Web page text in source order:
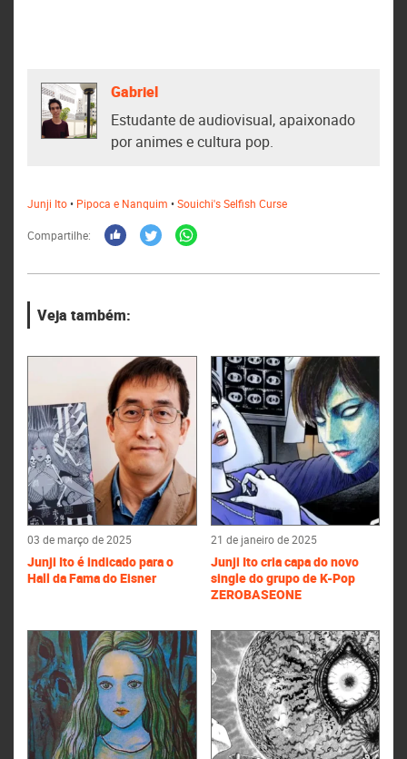
Gabriel
Estudante de audiovisual, apaixonado
por animes e cultura pop.
Junji Ito• Pipoca e Nanquim •Souichi's Selfish Curse
Compartilhe:
Veja também:
03 de março de 2025
Junji Ito é indicado para o
Hall da Fama do Eisner
21 de janeiro de 2025
Junji Ito cria capa do novo
single do grupo de K-Pop
ZEROBASEONE